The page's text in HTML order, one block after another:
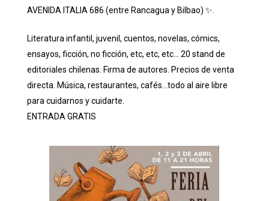
AVENIDA ITALIA 686 (entre Rancagua y Bilbao) ✨.
Literatura infantil, juvenil, cuentos, novelas, cómics,
ensayos, ficción, no ficción, etc, etc, etc… 20 stand de
editoriales chilenas. Firma de autores. Precios de venta
directa. Música, restaurantes, cafés…todo al aire libre
para cuidarnos y cuidarte.
ENTRADA GRATIS